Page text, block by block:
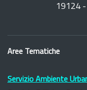
19124
Aree Tematiche
Servizio Ambiente